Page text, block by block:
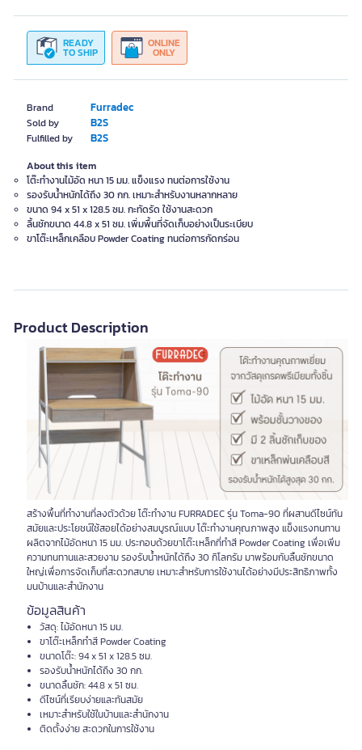
Brand Furradec
Sold by B2S
Fulfilled by B2S
READY
TO SHIP
ONLINE
ONLY
About this item
โต๊ะทำงานไม้อัด หนา 15 มม. แข็งแรง ทนต่อการใช้งาน
รองรับน้ำหนักได้ถึง 30 กก. เหมาะสำหรับงานหลากหลาย
ขนาด 94 x 51 x 128.5 ซม. กะทัดรัด ใช้งานสะดวก
ลิ้นชักขนาด 44.8 x 51 ซม. เพิ่มพื้นที่จัดเก็บอย่างเป็นระเบียบ
ขาโต๊ะเหล็กเคลือบ Powder Coating ทนต่อการกัดกร่อน
Product Description
สร้างพื้นที่ทำงานที่ลงตัวด้วย โต๊ะทำงาน FURRADEC รุ่น Toma-90 ที่ผสานดีไซน์ทัน
สมัยและประโยชน์ใช้สอยได้อย่างสมบูรณ์แบบ โต๊ะทำงานคุณภาพสูง แข็งแรงทนทาน
ผลิตจากไม้อัดหนา 15 มม. ประกอบด้วยขาโต๊ะเหล็กที่ทำสี Powder Coating เพื่อเพิ่ม
ความทนทานและสวยงาม รองรับน้ำหนักได้ถึง 30 กิโลกรัม มาพร้อมกับลิ้นชักขนาด
ใหญ่เพื่อการจัดเก็บที่สะดวกสบาย เหมาะสำหรับการใช้งานได้อย่างมีประสิทธิภาพทั้ง
มนบ้านและสำนักงาน
ข้อมูลสินค้า
วัสดุ: ไม้อัดหนา 15 มม.
ขาโต๊ะเหล็กทำสี Powder Coating
ขนาดโต๊ะ: 94 x 51 x 128.5 ซม.
รองรับน้ำหนักได้ถึง 30 กก.
ขนาดลิ้นชัก: 44.8 x 51 ซม.
ดีไซน์ที่เรียบง่ายและทันสมัย
เหมาะสำหรับใช้ในบ้านและสำนักงาน
ติดตั้งง่าย สะดวกในการใช้งาน